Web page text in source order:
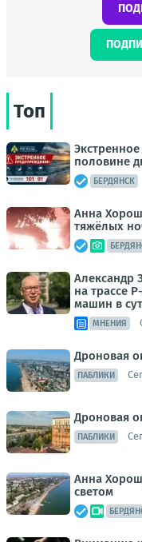
Топ
половине
БЕРДЯНСК
Анна
тяжёлых
Александр
на трассе
машин в
МНЕНИЯ
Дроновая
ПАБЛИКИ
Дроновая
ПАБЛИКИ
Анна
светом